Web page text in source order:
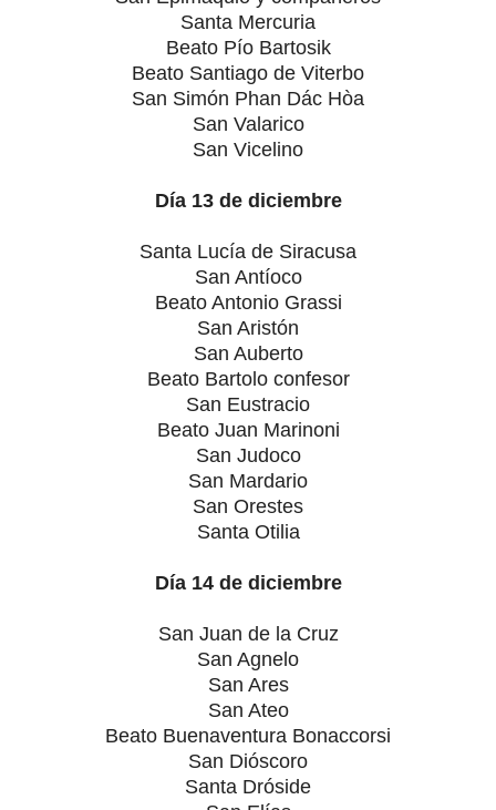
Santa Mercuria
Beato Pío Bartosik
Beato Santiago de Viterbo
San Simón Phan Dác Hòa
San Valarico
San Vicelino
Día 13 de diciembre
Santa Lucía de Siracusa
San Antíoco
Beato Antonio Grassi
San Aristón
San Auberto
Beato Bartolo confesor
San Eustracio
Beato Juan Marinoni
San Judoco
San Mardario
San Orestes
Santa Otilia
Día 14 de diciembre
San Juan de la Cruz
San Agnelo
San Ares
San Ateo
Beato Buenaventura Bonaccorsi
San Dióscoro
Santa Dróside